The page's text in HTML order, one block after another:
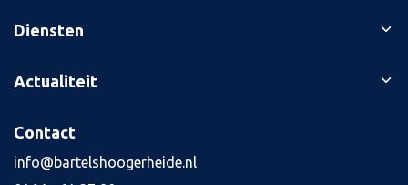
Ons verhaal
Succesverhalen
Diensten
Bedrijfsopvolging
Boekhouding
Kredietaanvraag
Actualiteit
Blog
Kennisbank
Contact
info@bartelshoogerheide.nl